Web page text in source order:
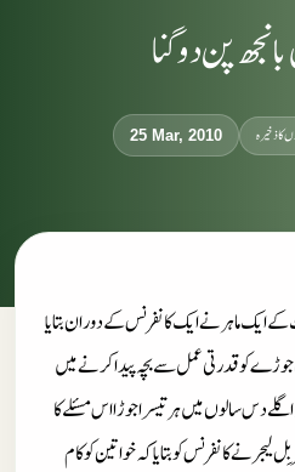
پن دوگنا
25 Mar, 2010 کا ذخیرہ
کے ایک ماہر نے ایک کانفرنس کے دوران بتایا
کو قدرتی عمل سے بچہ پیدا کرنے میں
دس سالوں میں ہر تیسرا جوڑا اس مسئلے کا
لیجر نے کانفرنس کو بتایا کہ خواتین کو کام